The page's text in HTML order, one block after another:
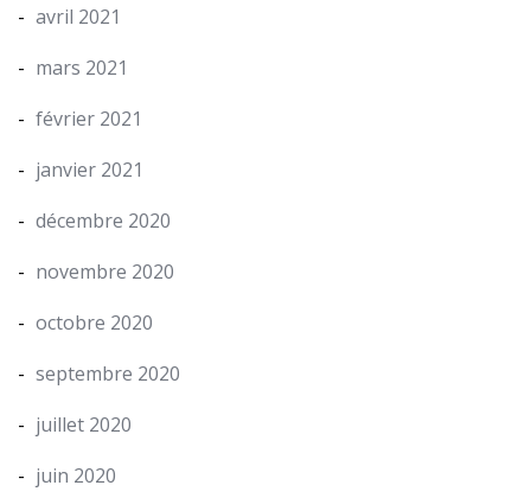
avril 2021
mars 2021
février 2021
janvier 2021
décembre 2020
novembre 2020
octobre 2020
septembre 2020
juillet 2020
juin 2020